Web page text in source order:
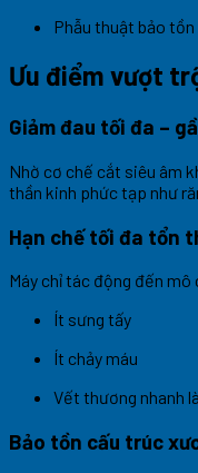
Phẫu thuật bảo
Ưu điểm vượt
Giảm đau tối đa –
Nhờ cơ chế cắt siêu âm
thần kinh phức tạp như
Hạn chế tối đa tổn
Máy chỉ tác động đến
Ít sưng tấy
Ít chảy máu
Vết thương nhanh
Bảo tồn cấu trúc